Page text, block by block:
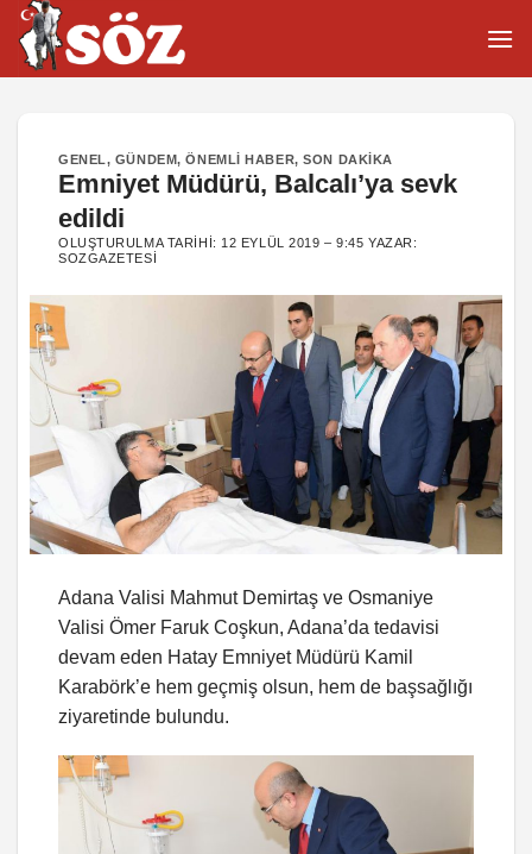
İçeriğe
atla
GENEL, GÜNDEM,ÖNEMLI HABER,SON DAKIKA
Emniyet Müdürü, Balcalı’ya sevk
edildi
OLUŞTURULMA TARIHI: 12 EYLÜL 2019 – 9:45 YAZAR:
SOZGAZETESI
Adana Valisi Mahmut Demirtaş ve Osmaniye
Valisi Ömer Faruk Coşkun, Adana’da tedavisi
devam eden Hatay Emniyet Müdürü Kamil
Karabörk’e hem geçmiş olsun, hem de başsağlığı
ziyaretinde bulundu.